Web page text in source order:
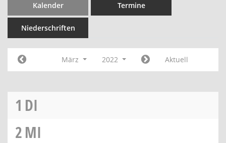
Kalender Termine
Niederschriften
März 2022 Aktuell
1 DI
2MI